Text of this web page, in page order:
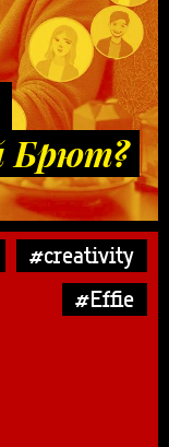
Брют?
#creativity
#Effie